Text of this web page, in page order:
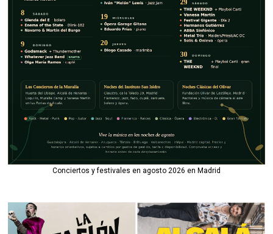
Conciertos y festivales en agosto 2026 en Madrid